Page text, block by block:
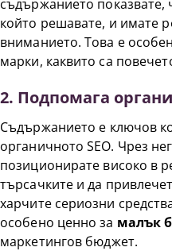
съдържанието
който решавате, и имате
вниманието. Това е
марки, каквито са
2. Подпомага
Съдържанието е ключов
органичното SEO. Чрез
позиционирате високо в
търсачките и да
харчите сериозни
особено ценно за малък
маркетингов бюджет.